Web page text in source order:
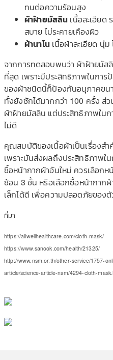
ทนต่อความร้อนสูง
ผ้าฝ้ายมัสลิน เนื้อละเอียด
สบาย ไม่ระคายเคืองผิว
ผ้านาโนเนื้อผ้าละเอียด นุ่ม
จากการทดสอบพบว่า ผ้าฝ้ายมัส
ที่สุด เพราะมีประสิทธิภาพในการ
ของผ้าชนิดนี้ก็ป้องกันอนุภาคขน
ทั้งยังซักได้มากกว่า 100 ครั้ง ส่
ผ้าฝ้ายมัสลิน แต่ประสิทธิภาพใน
ไม่ดี
คุณสมบัติของเนื้อผ้าเป็นเรื่องสำ
เพราะมันส่งผลถึงประสิทธิภาพ
ซื้อหน้ากากผ้าอันใหม่ ควรเลือก
ซ้อน 3 ชั้น หรือเลือกซื้อหน้ากาก
เล็กได้ดี เพื่อความปลอดภัยของ
ที่มา
https://allwellhealthcare.com/cloth-mask/
https://www.sanook.com/health/21325/
http://www.nsm.or.th/other-service/1757-
article/science-article-nsm/4294-cloth-